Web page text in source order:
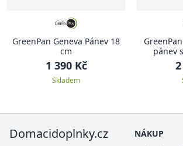
GreenPan Geneva Pánev 18
cm
1 390 Kč
Skladem
pánev
Domacidoplnky.cz
NÁKUP